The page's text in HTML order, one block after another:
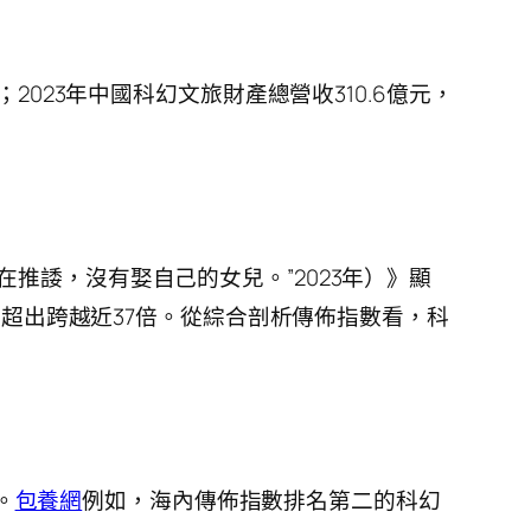
年中國科幻文旅財產總營收310.6億元，
推諉，沒有娶自己的女兒。”2023年）》顯
出跨越近37倍。從綜合剖析傳佈指數看，科
包養網例如，海內傳佈指數排名第二的科幻